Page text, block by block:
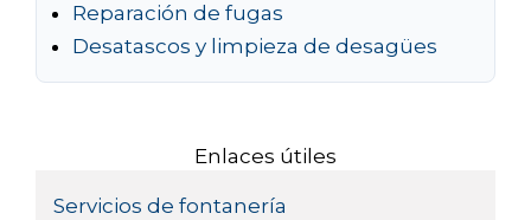
Reparación de fugas
Desatascos y limpieza de desagües
Enlaces útiles
Servicios de fontanería